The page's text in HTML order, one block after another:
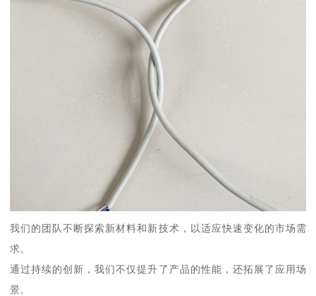
我们的团队不断探索新材料和新技术，以适应快速变化的市场需
求。
通过持续的创新，我们不仅提升了产品的性能，还拓展了应用场
景。